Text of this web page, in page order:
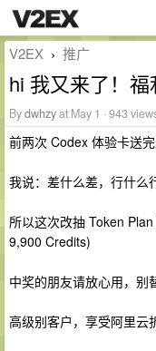
V2EX › 推广
hi 我又来了！
Bydwhzyat May 1 · 943
前两次 Codex 体验卡送
我说：差什么差，行什么
所以这次改抽 Token
9,900 Credits)
中奖的朋友请放心用，别
高级别客户，享受阿里云